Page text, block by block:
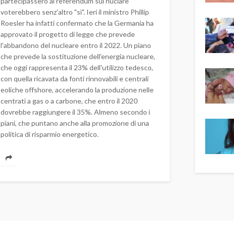
voterebbero senz'altro "sì". Ieri il ministro Phillip
Roesler ha infatti confermato che la Germania ha
approvato il progetto di legge che prevede
l'abbandono del nucleare entro il 2022. Un piano
che prevede la sostituzione dell'energia nucleare,
che oggi rappresenta il 23% dell'utilizzo tedesco,
con quella ricavata da fonti rinnovabili e centrali
eoliche offshore, accelerando la produzione nelle
centrati a gas o a carbone, che entro il 2020
dovrebbe raggiungere il 35%. Almeno secondo i
piani, che puntano anche alla promozione di una
politica di risparmio energetico.